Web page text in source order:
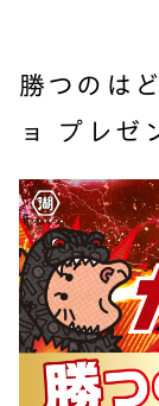
勝つのは
ョ プレゼ